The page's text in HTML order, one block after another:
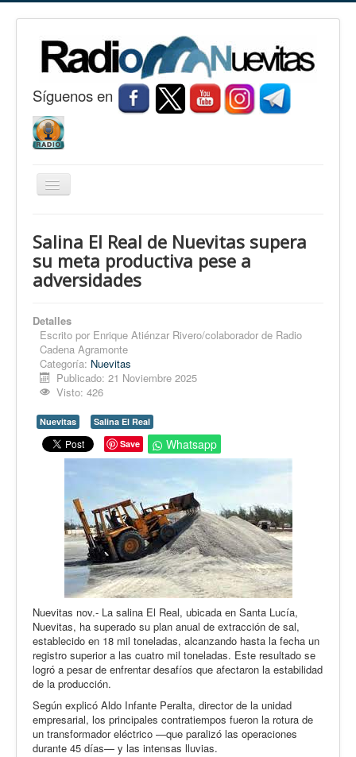
Síguenos en
Cambiar
Nuevitas
Noticias
Fotorreportaje
Opinión
En audio
Medio Ambiente
Ciencia, tecnología y curiosidades
Desempolvando la historia
Salina El Real de Nuevitas supera
su meta productiva pese a
adversidades
Detalles
Escrito por Enrique Atiénzar Rivero/colaborador de Radio
Cadena Agramonte
Categoría: Nuevitas
Publicado: 21 Noviembre 2025
Visto: 426
Nuevitas
Salina El Real
Save
Whatsapp
Nuevitas nov.- La salina El Real, ubicada en Santa Lucía,
Nuevitas, ha superado su plan anual de extracción de sal,
establecido en 18 mil toneladas, alcanzando hasta la fecha un
registro superior a las cuatro mil toneladas. Este resultado se
logró a pesar de enfrentar desafíos que afectaron la estabilidad
de la producción.
Según explicó Aldo Infante Peralta, director de la unidad
empresarial, los principales contratiempos fueron la rotura de
un transformador eléctrico —que paralizó las operaciones
durante 45 días— y las intensas lluvias.